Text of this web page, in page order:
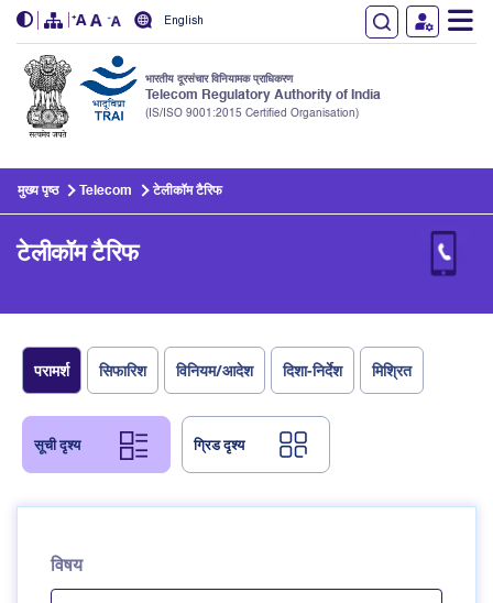
English
भारतीय दूरसंचार विनियामक प्राधिकरण
Telecom Regulatory Authority of India
(IS/ISO 9001:2015 Certified Organisation)
मुख्य पृष्ठ Telecom टेलीकॉम टैरिफ
टेलीकॉम टैरिफ
परामर्श सिफारिश विनियम/आदेश दिशा-निर्देश मिश्रित
सूची दृश्य ग्रिड दृश्य
विषय